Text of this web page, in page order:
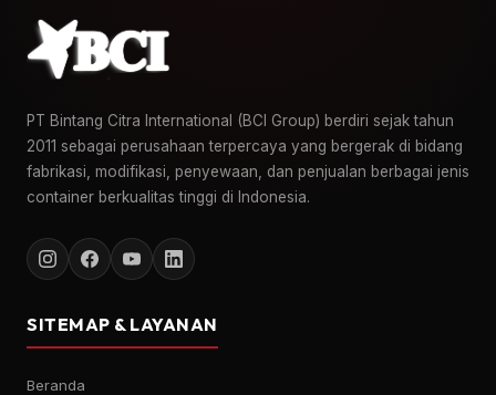
PT Bintang Citra International (BCI Group) berdiri sejak tahun
2011 sebagai perusahaan terpercaya yang bergerak di bidang
fabrikasi, modifikasi, penyewaan, dan penjualan berbagai jenis
container berkualitas tinggi di Indonesia.
SITEMAP & LAYANAN
Beranda